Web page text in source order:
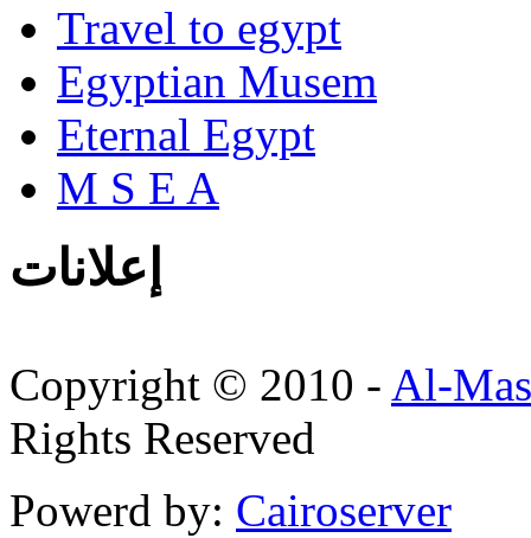
Travel to egypt
Egyptian Musem
Eternal Egypt
M S E A
إعلانات
Copyright © 2010 - Al-
Rights Reserved
Powerd by: Cairoserver